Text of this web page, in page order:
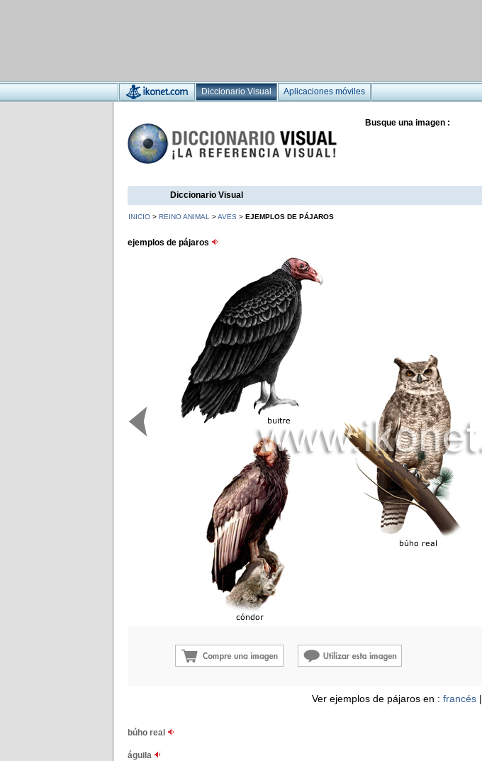
Diccionario Visual Aplicaciones móviles
Busque una imagen :
Diccionario Visual
INICIO > REINO ANIMAL >AVES > EJEMPLOS DE PÁJAROS
ejemplos de pájaros
Ver ejemplos de pájaros en : francés|
búho real
águila